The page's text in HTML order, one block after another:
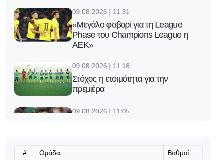
09.08.2026 | 11:31
«Μεγάλο φαβορί για τη League
Phase του Champions League η
ΑΕΚ»
09.08.2026 | 11:18
Στόχος η ετοιμότητα για την
πρεμιέρα
09.08.2026 | 11:05
# Ομάδα Βαθμοί